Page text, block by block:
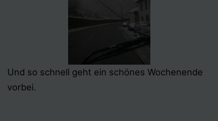
Und so schnell geht ein schönes Wochenende
vorbei.